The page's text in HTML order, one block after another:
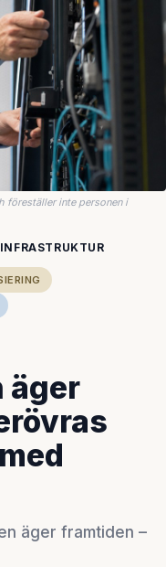
föreställer inte personen i
äger
äger framtiden –